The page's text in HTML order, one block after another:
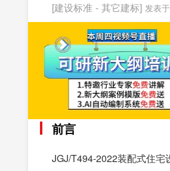
[建设标准 - 其它建标] 发表
前言
JGJ/T494-2022装配式住宅